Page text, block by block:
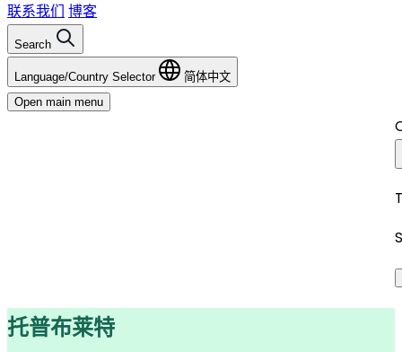
联系我们 博客
Search
Language/Country Selector
简体中文
Open main menu
托普布莱特